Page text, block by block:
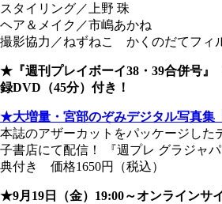
スタイリング／上野 珠
ヘア＆メイク／市嶋あかね
撮影協力／ねずねこ かくのだてフィ
★『週刊プレイボーイ38・39合併号』
録DVD（45分）付き！
★大増量・宮部のぞみデジタル写真集
本誌のアザーカットをパッケージした
子書店にて配信！ 『週プレ グラジャ
典付き 価格1650円（税込）
★9月19日（金）19:00～オンラインサ